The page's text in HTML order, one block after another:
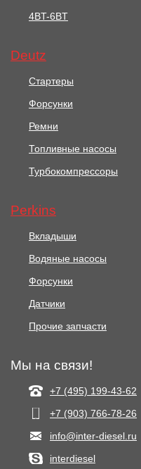
4BT-6BT
Deutz
Стартеры
Форсунки
Ремни
Топливные насосы
Турбокомпрессоры
Perkins
Вкладыши
Водяные насосы
Форсунки
Датчики
Прочие запчасти
Мы на связи!
+7 (495) 199-43-62
+7 (903) 766‑78-26
info@inter-diesel.ru
interdiesel